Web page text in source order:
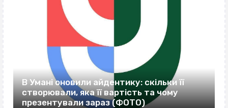
В Умані оновили айдентику: скільки її
створювали, яка її вартість та чому
презентували зараз (ФОТО)